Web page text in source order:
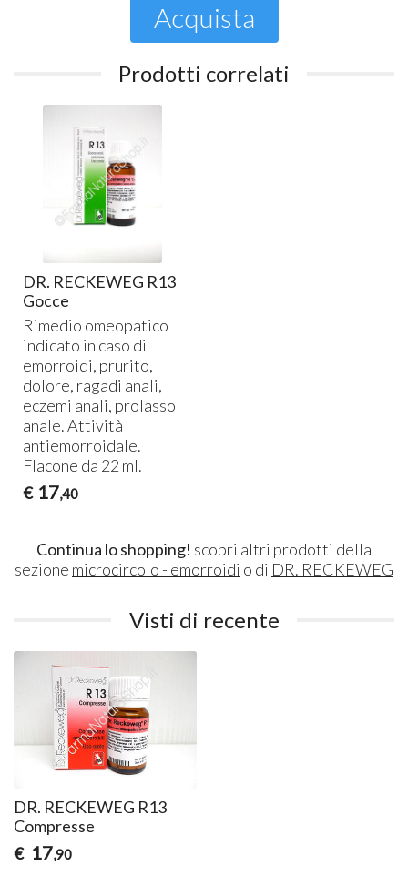
Acquista
Prodotti correlati
DR. RECKEWEG R13
Gocce
Rimedio omeopatico
indicato in caso di
emorroidi, prurito,
dolore, ragadi anali,
eczemi anali, prolasso
anale. Attività
antiemorroidale.
Flacone da 22 ml.
€ 17,40
Continua lo shopping! scopri altri prodotti della
sezione microcircolo - emorroidi o di DR. RECKEWEG
Visti di recente
DR. RECKEWEG R13
Compresse
€ 17,90